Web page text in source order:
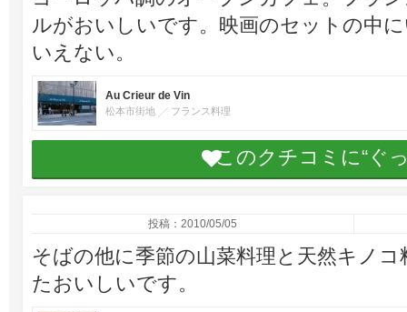
ルがおいしいです。映画のセットの中
いえない。
Au Crieur de Vin
松本市街地 フランス料理
このクチコミに“ぐ
投稿：2010/05/05
そばの他に季節の山菜料理と天然キノ
たおいしいです。